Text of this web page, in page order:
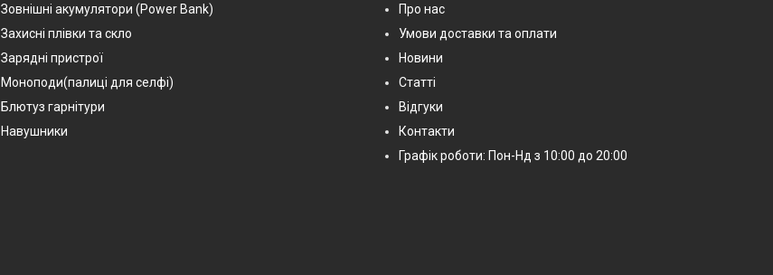
Зовнішні акумулятори (Power Bank)
Захисні плівки та скло
Зарядні пристрої
Моноподи(палиці для селфі)
Блютуз гарнітури
Навушники
Про нас
Умови доставки та оплати
Новини
Статті
Відгуки
Контакти
Графік роботи: Пон-Нд з 10:00 до 20:00